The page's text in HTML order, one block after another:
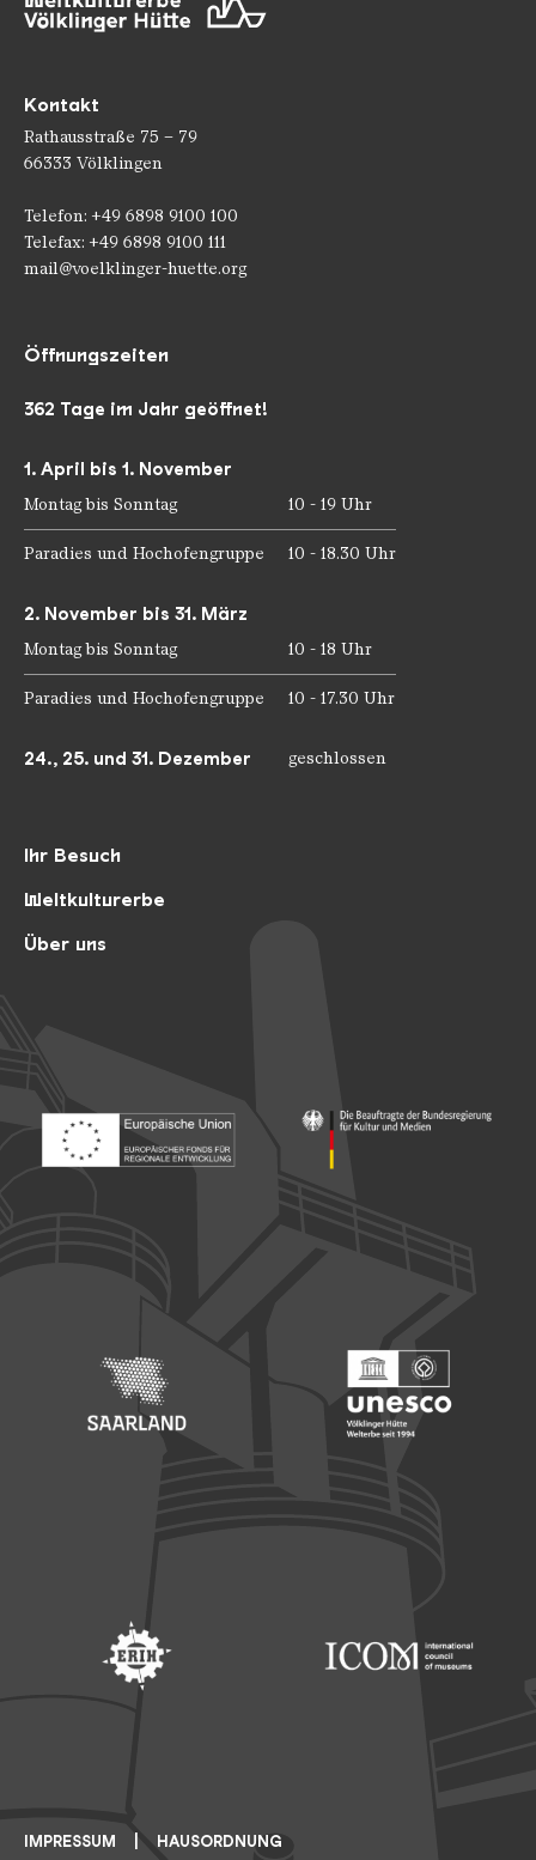
Kontakt
Rathausstraße 75 – 79
66333 Völklingen
Telefon: +49 6898 9100 100
Telefax: +49 6898 9100 111
mail@voelklinger-huette.org
Ihr Besuch
Weltkulturerbe
Über uns
Öffnungszeiten
362 Tage im Jahr geöffnet!
1. April bis 1. November
Montag bis Sonntag 10 - 19 Uhr
Paradies und Hochofengruppe 10 - 18.30 Uhr
2. November bis 31. März
Montag bis Sonntag 10 - 18 Uhr
Paradies und Hochofengruppe 10 - 17.30 Uhr
24., 25. und 31. Dezember geschlossen
IMPRESSUM
HAUSORDNUNG